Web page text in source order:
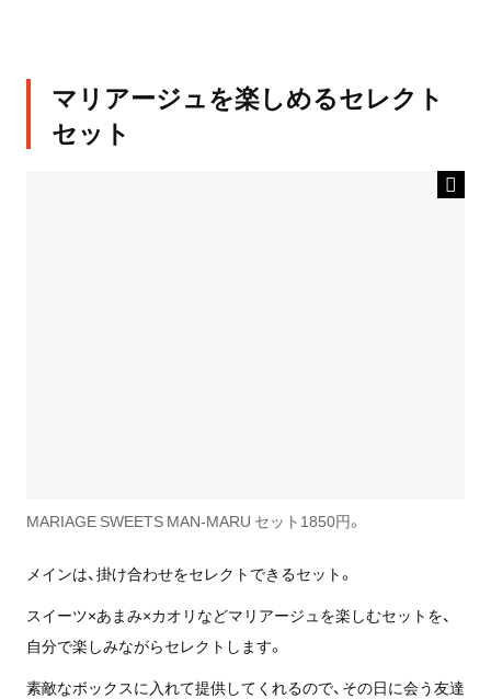
マリアージュを楽しめるセレクト
セット
MARIAGE SWEETS MAN-MARU セット1850円。
メインは、掛け合わせをセレクトできるセット。
スイーツ×あまみ×カオリなどマリアージュを楽しむセットを、
自分で楽しみながらセレクトします。
素敵なボックスに入れて提供してくれるので、その日に会う友達